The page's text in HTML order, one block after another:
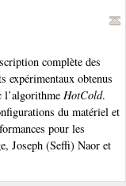
complète des
expérimentaux obtenus
l’algorithme HotCold.
du matériel et
pour les
Joseph (Seffi) Naor et